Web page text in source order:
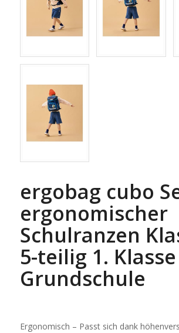
ergobag cubo
ergonomischer
Schulranzen
5-teilig 1. Klasse
Grundschule
Ergonomisch – Passt sich dank